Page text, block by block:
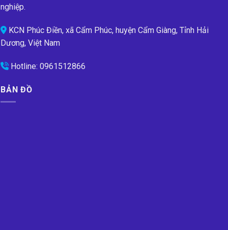
nghiệp.
KCN Phúc Điền, xã Cẩm Phúc, huyện Cẩm Giàng, Tỉnh Hải
Dương, Việt Nam
Hotline: 0961512866
BẢN ĐỒ